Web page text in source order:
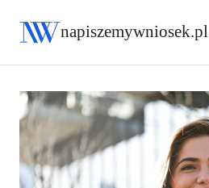
napiszemywniosek.pl